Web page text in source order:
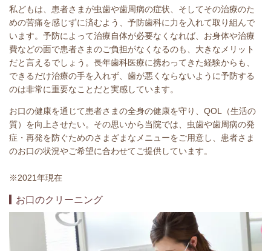
私どもは、患者さまが虫歯や歯周病の症状、そしてその治療のた
めの苦痛を感じずに済むよう、予防歯科に力を入れて取り組んで
います。予防によって治療自体が必要なくなれば、お身体や治療
費などの面で患者さまのご負担がなくなるのも、大きなメリット
だと言えるでしょう。長年歯科医療に携わってきた経験からも、
できるだけ治療の手を入れず、歯が悪くならないように予防する
のは非常に重要なことだと実感しています。
お口の健康を通じて患者さまの全身の健康を守り、QOL（生活の
質）を向上させたい。その思いから当院では、虫歯や歯周病の発
症・再発を防ぐためのさまざまなメニューをご用意し、患者さま
のお口の状況やご希望に合わせてご提供しています。
※2021年現在
お口のクリーニング